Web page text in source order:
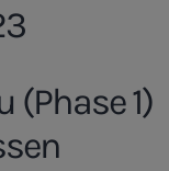
(Phase 1)